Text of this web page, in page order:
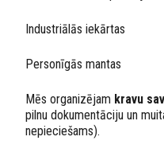
Industriālās iekārtas
Personīgās mantas
Mēs organizējam kravu
pilnu dokumentāciju un
nepieciešams).